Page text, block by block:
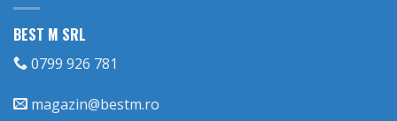
BEST M SRL
0799 926 781
magazin@bestm.ro